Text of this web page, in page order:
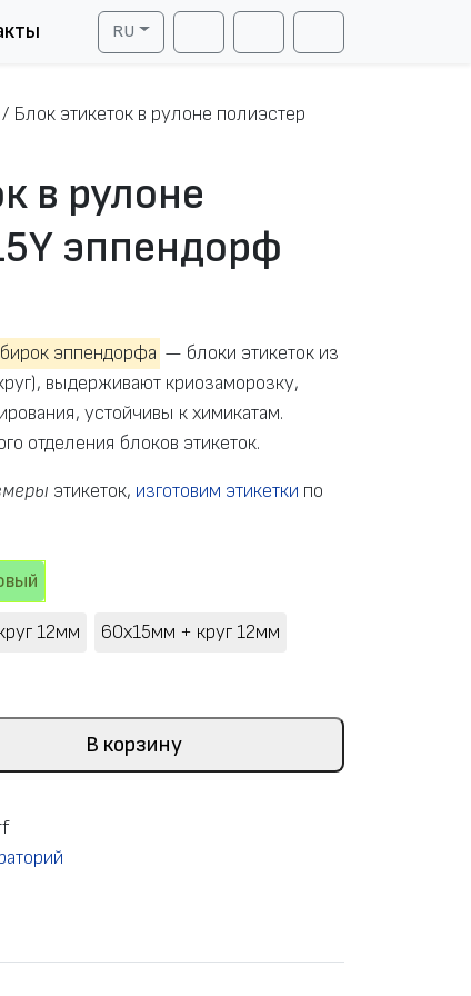
RU
Search AccountCart
/ Блок этикеток в рулоне полиэстер
в рулоне
эппендорф
эппендорфа — блоки этикеток из
выдерживают криозаморозку,
устойчивы к химикатам.
отделения блоков этикеток.
этикеток, изготовим этикетки по
12мм 60x15мм + круг 12мм
В корзину